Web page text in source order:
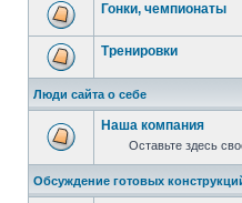
Гонки, чемпионаты
Тренировки
Люди сайта о себе
Наша компания
Оставьте здесь
Обсуждение готовых